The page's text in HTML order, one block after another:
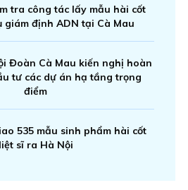
tra công tác lấy mẫu hài cốt
giám định ADN tại Cà Mau
Đoàn Cà Mau kiến nghị hoàn
tư các dự án hạ tầng trọng
điểm
535 mẫu sinh phẩm hài cốt
liệt sĩ ra Hà Nội